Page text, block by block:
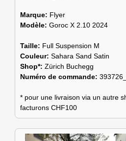
Marque: Flyer
Modèle: Goroc X 2.10 2024
Taille: Full Suspension M
Couleur: Sahara Sand Satin
Shop*: Zürich Buchegg
Numéro de commande:
* pour une livraison via un autre
facturons CHF100